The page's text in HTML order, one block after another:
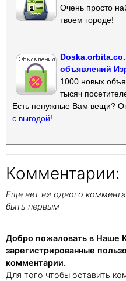
Очень просто
твоем городе!
объявлений
1000 новых
тысяч
Есть ненужные Вам вещи?
с выгодой!
Комментарии:
Еще нет ни одного
быть первым
Добро пожаловать в Наше
зарегистрированные
комментарии.
Для того чтобы оставить